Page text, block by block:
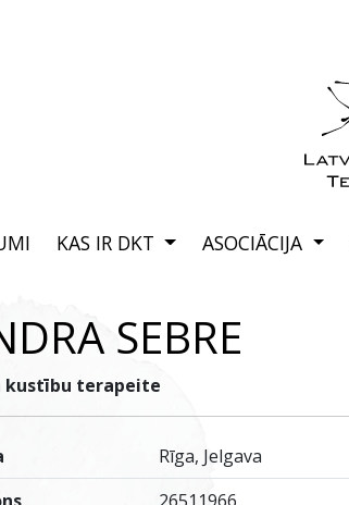
KAS IR DKT ASOCIĀCIJA
SEBRE
kustību terapeite
Rīga, Jelgava